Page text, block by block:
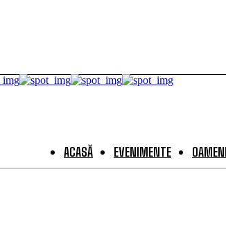
ACASĂ EVENIMENTE